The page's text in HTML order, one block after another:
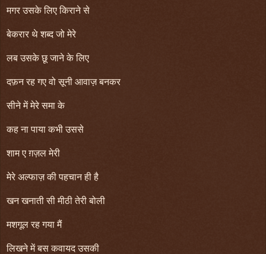
मगर उसके लिए किराने से
बेकरार थे शब्द जो मेरे
लब उसके छू जाने के लिए
दफ़न रह गए वो सूनी आवाज़ बनकर
सीने में मेरे समा के
कह ना पाया कभी उससे
शाम ए ग़ज़ल मेरी
मेरे अल्फाज़ की पहचान ही है
खन खनाती सी मीठी तेरी बोली
मशगूल रह गया मैं
लिखने में बस कवायद उसकी